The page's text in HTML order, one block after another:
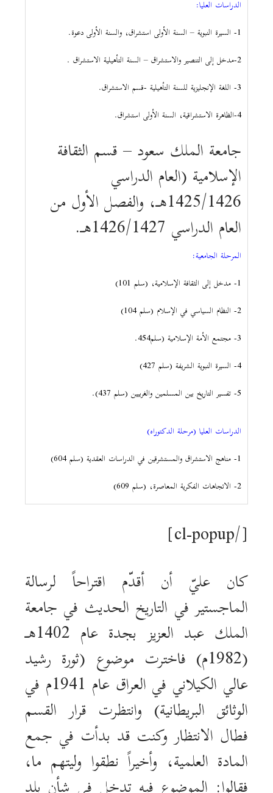
الدراسات العليا:
1- السيرة النبوية – السنة الأولى استشراق، والسنة الأولى دعوة.
2-مدخل إلى التنصير والاستشراق – السنة التأهيلية الاستشراق .
3- اللغة الإنجليزية للسنة التأهيلية -قسم الاستشراق.
4-الظاهرة الاستشراقية، السنة الأولى استشراق.
جامعة الملك سعود – قسم الثقافة
الإسلامية (العام الدراسي
1425/1426هـ، والفصل الأول من
العام الدراسي 1426/1427هـ.
المرحلة الجامعية:
1- مدخل إلى الثقافة الإسلامية، (سلم 101)
2- النظام السياسي في الإسلام (سلم 104)
3- مجتمع الأمة الإسلامية (سلم454.
4- السيرة النبوية الشريفة (سلم 427)
5- تفسير التاريخ بين المسلمين والغربيين (سلم 437).
الدراسات العليا (مرحلة الدكتوراه)
1- مناهج الاستشراق والمستشرقين في الدراسات العقدية (سلم 604)
2- الاتجاهات الفكرية المعاصرة، (سلم 609)
[/cl-popup]
كان عليّ أن أقدّم اقتراحاً لرسالة
الماجستير في التاريخ الحديث في جامعة
الملك عبد العزيز بجدة عام 1402هـ
(1982م) فاخترت موضوع (ثورة رشيد
عالي الكيلاني في العراق عام 1941م في
الوثائق البريطانية) وانتظرت قرار القسم
فطال الانتظار وكنت قد بدأت في جمع
المادة العلمية، وأخيراً نطقوا وليتهم ما،